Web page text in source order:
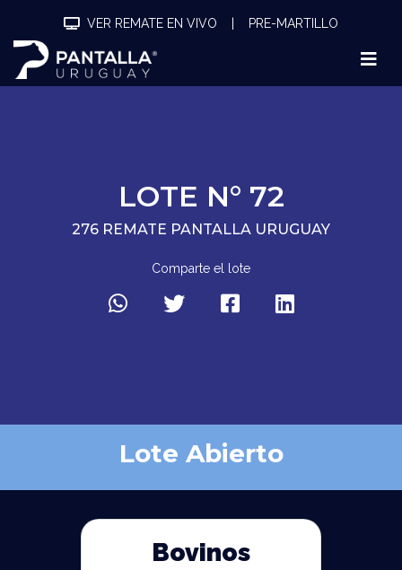
VER REMATE EN VIVO PRE-MARTILLO
LOTE N° 72
276 REMATE PANTALLA URUGUAY
Comparte el lote
Lote Abierto
Bovinos